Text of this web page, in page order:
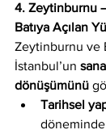
4. Zeytinburnu
Batıya Açılan
Zeytinburnu ve
İstanbul’un
dönüşümünü
Tarihsel